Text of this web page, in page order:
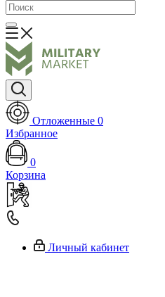
Отложенные 0
Избранное
0
Корзина
Личный кабинет